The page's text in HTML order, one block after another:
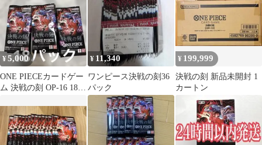
¥5,000
ONE PIECEカードゲー
ム 決戦の刻 OP-16 18パ
¥ 11,340
ワンピース決戦の刻36
パック
¥ 199,999
決戦の刻 新品未開封 1
カートン